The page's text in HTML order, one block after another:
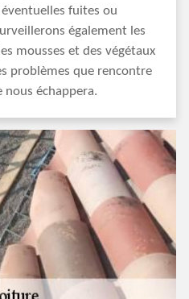
fuites ou
également les
mousses et des végétaux
problèmes que rencontre
échappera.